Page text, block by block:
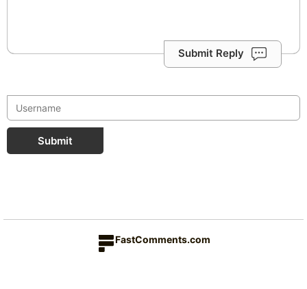
Submit Reply
Submit
FastComments.com